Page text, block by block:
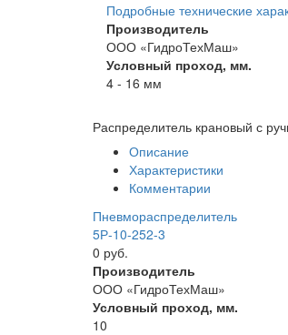
Подробные технические
Производитель
ООО «ГидроТехМаш»
Условный проход, мм.
4 - 16 мм
Распределитель крановый с
Описание
Характеристики
Комментарии
Пневмораспределитель
5Р-10-252-3
0 руб.
Производитель
ООО «ГидроТехМаш»
Условный проход, мм.
10